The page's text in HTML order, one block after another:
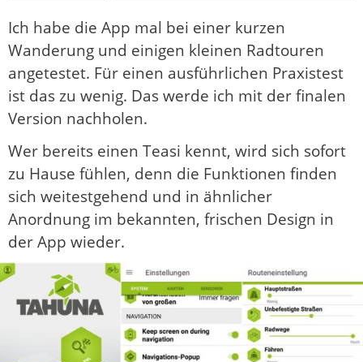
Ich habe die App mal bei einer kurzen
Wanderung und einigen kleinen Radtouren
angetestet. Für einen ausführlichen Praxistest
ist das zu wenig. Das werde ich mit der finalen
Version nachholen.
Wer bereits einen Teasi kennt, wird sich sofort
zu Hause fühlen, denn die Funktionen finden
sich weitestgehend und in ähnlicher
Anordnung im bekannten, frischen Design in
der App wieder.